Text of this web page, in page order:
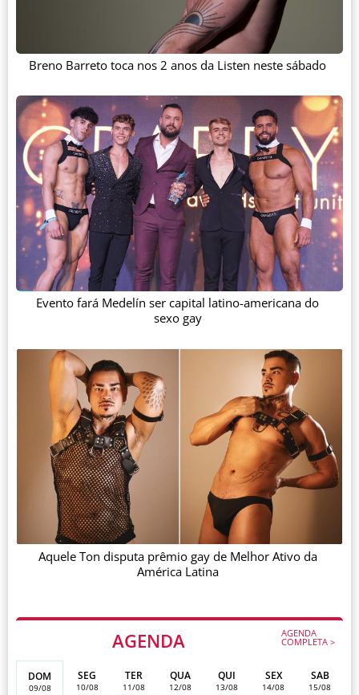
AGENDA AGENDA
COMPLETA >
DOM
09/08
SEG
10/08
TER
11/08
QUA
12/08
QUI
13/08
SEX
14/08
SAB
15/08
Breno Barreto toca nos 2 anos da Listen neste sábado
Evento fará Medelín ser capital latino-americana do
sexo gay
Aquele Ton disputa prêmio gay de Melhor Ativo da
América Latina